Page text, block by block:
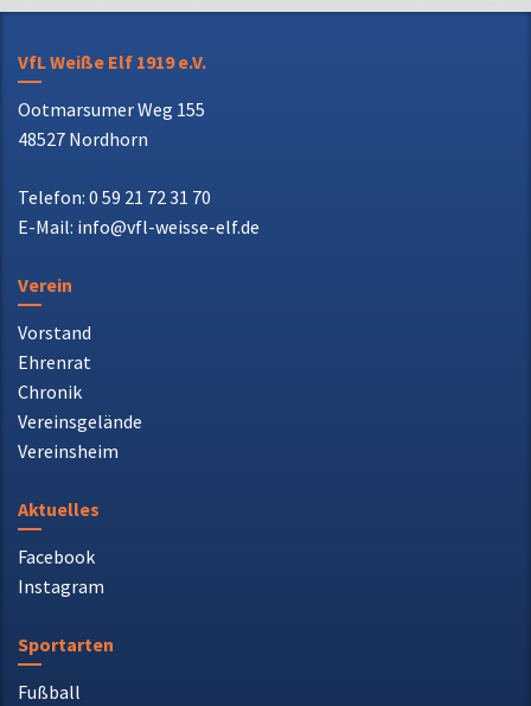
VfL Weiße Elf 1919 e.V.
Ootmarsumer Weg 155
48527 Nordhorn
Telefon: 0 59 21 72 31 70
E-Mail: info@vfl-weisse-elf.de
Verein
Vorstand
Ehrenrat
Chronik
Vereinsgelände
Vereinsheim
Aktuelles
Facebook
Instagram
Sportarten
Fußball